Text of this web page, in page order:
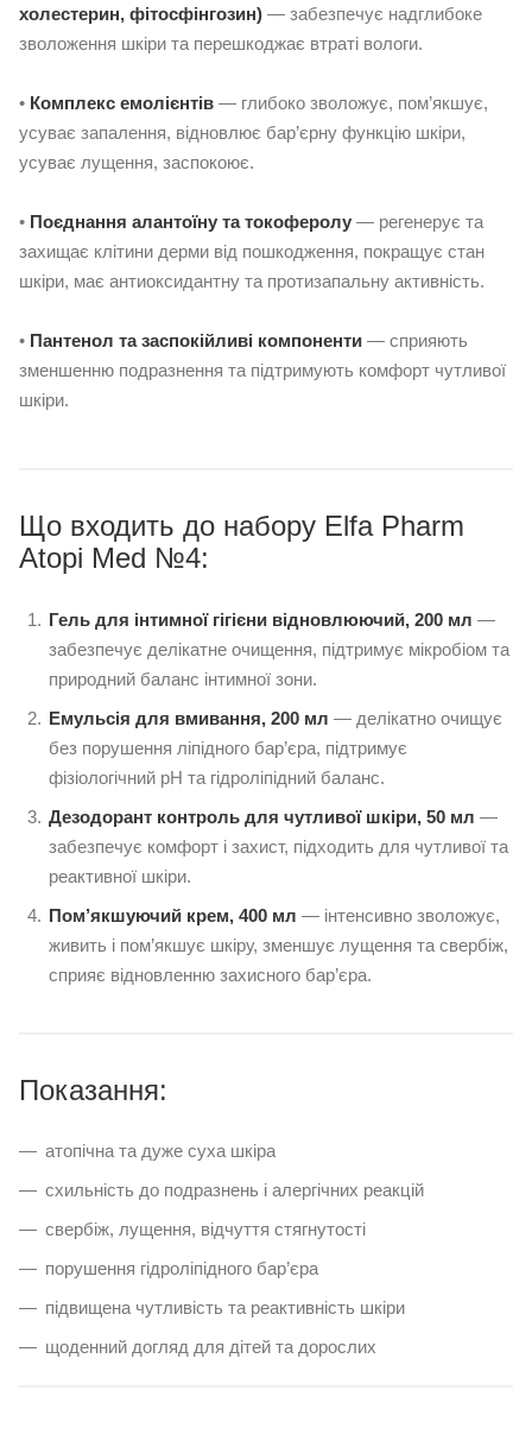
холестерин, фітосфінгозин) — забезпечує надглибоке
зволоження шкіри та перешкоджає втраті вологи.
• Комплекс емолієнтів — глибоко зволожує, пом’якшує,
усуває запалення, відновлює бар’єрну функцію шкіри,
усуває лущення, заспокоює.
• Поєднання алантоїну та токоферолу — регенерує та
захищає клітини дерми від пошкодження, покращує стан
шкіри, має антиоксидантну та протизапальну активність.
• Пантенол та заспокійливі компоненти — сприяють
зменшенню подразнення та підтримують комфорт чутливої
шкіри.
Що входить до набору Elfa Pharm
Atopi Med №4:
Гель для інтимної гігієни відновлюючий, 200 мл —
забезпечує делікатне очищення, підтримує мікробіом та
природний баланс інтимної зони.
Емульсія для вмивання, 200 мл — делікатно очищує
без порушення ліпідного бар’єра, підтримує
фізіологічний pH та гідроліпідний баланс.
Дезодорант контроль для чутливої шкіри, 50 мл —
забезпечує комфорт і захист, підходить для чутливої та
реактивної шкіри.
Пом’якшуючий крем, 400 мл — інтенсивно зволожує,
живить і пом’якшує шкіру, зменшує лущення та свербіж,
сприяє відновленню захисного бар’єра.
Показання:
атопічна та дуже суха шкіра
схильність до подразнень і алергічних реакцій
свербіж, лущення, відчуття стягнутості
порушення гідроліпідного бар’єра
підвищена чутливість та реактивність шкіри
щоденний догляд для дітей та дорослих